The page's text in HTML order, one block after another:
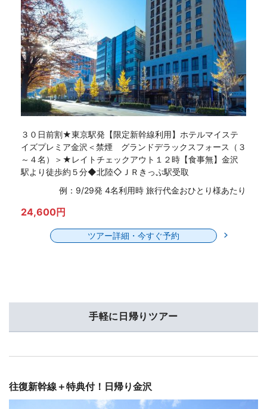
３０日前割★東京駅発【限定新幹線利用】ホテルマイステ
イズプレミア金沢＜禁煙 グランドデラックスフォース（３
～４名）＞★レイトチェックアウト１２時【食事無】金沢
駅より徒歩約５分◆北陸◇ＪＲきっぷ駅受取
例：9/29発 4名利用時 旅行代金おひとり様あたり
24,600円
ツアー詳細・今すぐ予約
手軽に日帰りツアー
往復新幹線＋特典付！日帰り金沢